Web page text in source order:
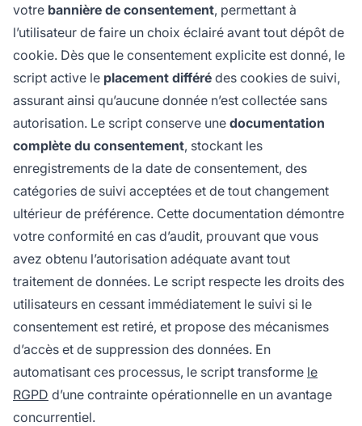
votre bannière de consentement, permettant à
l’utilisateur de faire un choix éclairé avant tout dépôt de
cookie. Dès que le consentement explicite est donné, le
script active le placement différé des cookies de suivi,
assurant ainsi qu’aucune donnée n’est collectée sans
autorisation. Le script conserve une documentation
complète du consentement, stockant les
enregistrements de la date de consentement, des
catégories de suivi acceptées et de tout changement
ultérieur de préférence. Cette documentation démontre
votre conformité en cas d’audit, prouvant que vous
avez obtenu l’autorisation adéquate avant tout
traitement de données. Le script respecte les droits des
utilisateurs en cessant immédiatement le suivi si le
consentement est retiré, et propose des mécanismes
d’accès et de suppression des données. En
automatisant ces processus, le script transforme le
RGPD d’une contrainte opérationnelle en un avantage
concurrentiel.